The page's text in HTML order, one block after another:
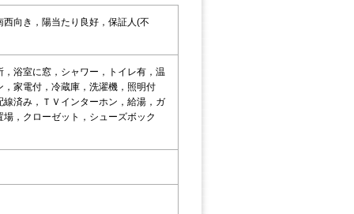
向き，陽当たり良好，保証人(不
浴室に窓，シャワー，トイレ有，温
家電付，冷蔵庫，洗濯機，照明付
済み，ＴＶインターホン，給湯，ガ
，クローゼット，シューズボック